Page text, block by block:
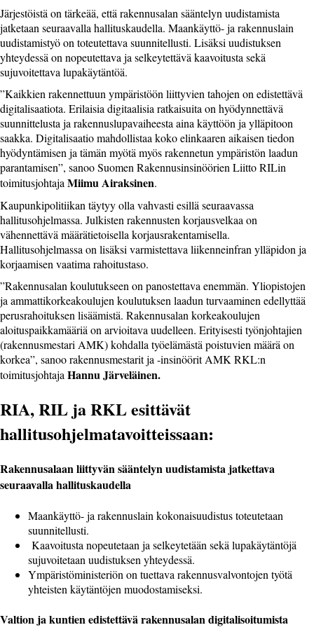
Järjestöistä on tärkeää, että rakennusalan sääntelyn uudistamista
jatketaan seuraavalla hallituskaudella. Maankäyttö- ja rakennuslain
uudistamistyö on toteutettava suunnitellusti. Lisäksi uudistuksen
yhteydessä on nopeutettava ja selkeytettävä kaavoitusta sekä
sujuvoitettava lupakäytäntöä.
”Kaikkien rakennettuun ympäristöön liittyvien tahojen on edistettävä
digitalisaatiota. Erilaisia digitaalisia ratkaisuita on hyödynnettävä
suunnittelusta ja rakennuslupavaiheesta aina käyttöön ja ylläpitoon
saakka. Digitalisaatio mahdollistaa koko elinkaaren aikaisen tiedon
hyödyntämisen ja tämän myötä myös rakennetun ympäristön laadun
parantamisen”, sanoo Suomen Rakennusinsinöörien Liitto RILin
toimitusjohtajaMiimu Airaksinen.
Kaupunkipolitiikan täytyy olla vahvasti esillä seuraavassa
hallitusohjelmassa. Julkisten rakennusten korjausvelkaa on
vähennettävä määrätietoisella korjausrakentamisella.
Hallitusohjelmassa on lisäksi varmistettava liikenneinfran ylläpidon ja
korjaamisen vaatima rahoitustaso.
”Rakennusalan koulutukseen on panostettava enemmän. Yliopistojen
ja ammattikorkeakoulujen koulutuksen laadun turvaaminen edellyttää
perusrahoituksen lisäämistä. Rakennusalan korkeakoulujen
aloituspaikkamääriä on arvioitava uudelleen. Erityisesti työnjohtajien
(rakennusmestari AMK) kohdalla työelämästä poistuvien määrä on
korkea”, sanoo rakennusmestarit ja -insinöörit AMK RKL:n
toimitusjohtajaHannu Järveläinen.
RIA, RIL ja RKL esittävät
hallitusohjelmatavoitteissaan:
Rakennusalaan liittyvän sääntelyn uudistamista jatkettava
seuraavalla hallituskaudella
Maankäyttö- ja rakennuslain kokonaisuudistus toteutetaan
suunnitellusti.
Kaavoitusta nopeutetaan ja selkeytetään sekä lupakäytäntöjä
sujuvoitetaan uudistuksen yhteydessä.
Ympäristöministeriön on tuettava rakennusvalvontojen työtä
yhteisten käytäntöjen muodostamiseksi.
Valtion ja kuntien edistettävä rakennusalan digitalisoitumista